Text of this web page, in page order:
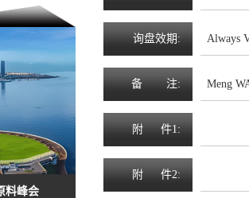
料峰会
询盘效期 : Always
备 注: Meng
附 件1:
附 件2: